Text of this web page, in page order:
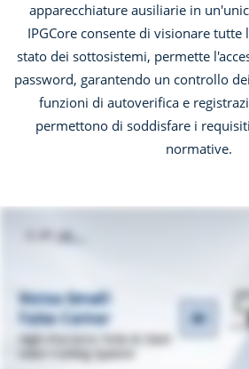
apparecchiature ausiliarie in
IPGCore consente di visionare
stato dei sottosistemi, permette
password, garantendo un controllo
funzioni di autoverifica e
permettono di soddisfare i
normative.